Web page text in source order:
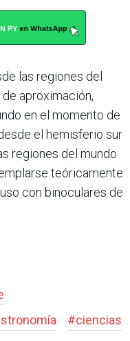
las regiones del
aproximación,
en el momento de
el hemisferio sur
regiones del mundo
teóricamente
con binoculares de
#ciencias